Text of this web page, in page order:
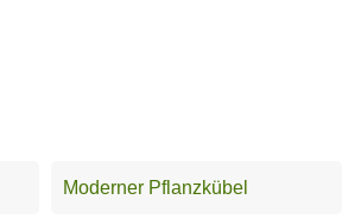
Moderner Pflanzkübel